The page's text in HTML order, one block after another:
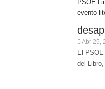
Abr 25,
El
del